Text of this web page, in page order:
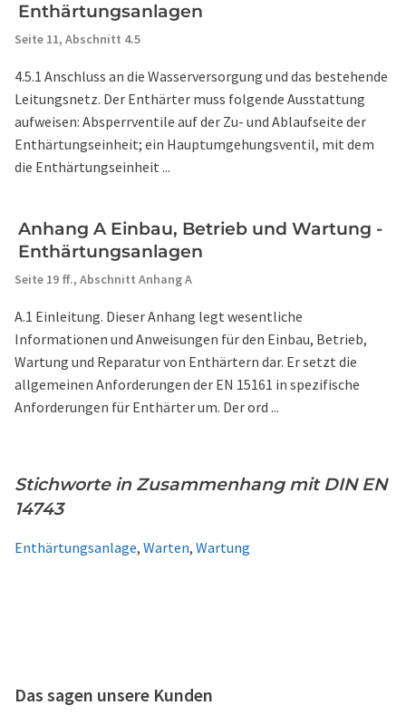
Enthärtungsanlagen
Seite 11, Abschnitt 4.5
4.5.1 Anschluss an die Wasserversorgung und das bestehende
Leitungsnetz. Der Enthärter muss folgende Ausstattung
aufweisen: Absperrventile auf der Zu- und Ablaufseite der
Enthärtungseinheit; ein Hauptumgehungsventil, mit dem
die Enthärtungseinheit ...
Anhang A Einbau, Betrieb und Wartung -
Enthärtungsanlagen
Seite 19 ff., Abschnitt Anhang A
A.1 Einleitung. Dieser Anhang legt wesentliche
Informationen und Anweisungen für den Einbau, Betrieb,
Wartung und Reparatur von Enthärtern dar. Er setzt die
allgemeinen Anforderungen der EN 15161 in spezifische
Anforderungen für Enthärter um. Der ord ...
Stichworte in Zusammenhang mit DIN EN
14743
Enthärtungsanlage, Warten, Wartung
Das sagen unsere Kunden